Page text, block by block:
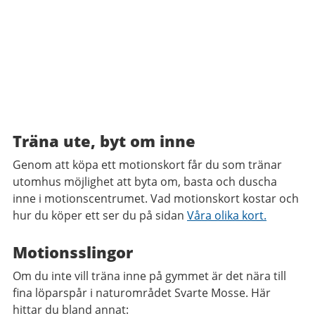
Träna ute, byt om inne
Genom att köpa ett motionskort får du som tränar
utomhus möjlighet att byta om, basta och duscha
inne i motionscentrumet. Vad motionskort kostar och
hur du köper ett ser du på sidan Våra olika kort.
Motionsslingor
Om du inte vill träna inne på gymmet är det nära till
fina löparspår i naturområdet Svarte Mosse. Här
hittar du bland annat: